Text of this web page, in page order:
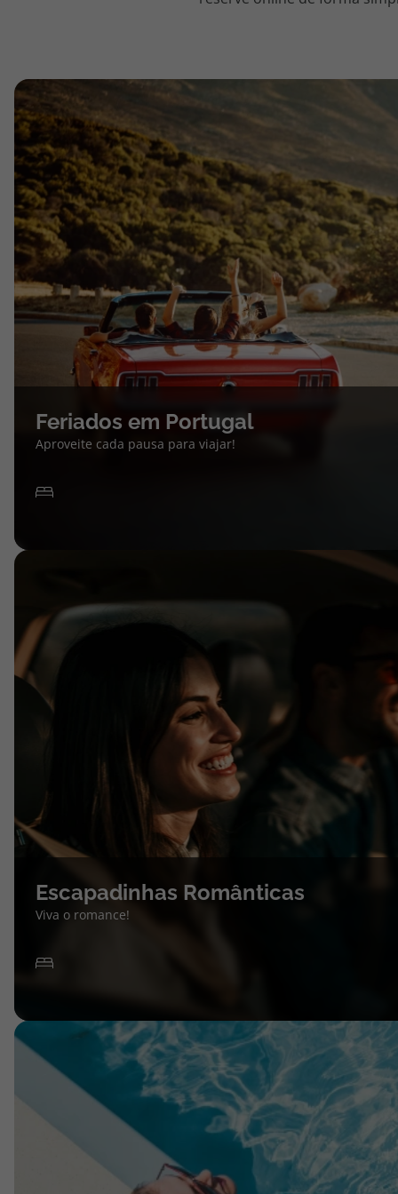
topatlantico@topatlantico.com
Feriados em Portugal
Aproveite cada pausa para viajar!
Escapadinhas Românticas
Viva o romance!